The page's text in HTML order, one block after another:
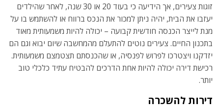
זוגות צעירים, אך הידיעה כי בעוד 20 או 30 שנה, לאחר שהילדים
יעזבו את הבית, יהיה ניתן למכור את הנכס ברווח או להשתמש בו על
מנת לייצר הכנסה חודשית קבועה – יכולה להיות משמעותית מאוד
בתכנון החיים. צעירים נוטים להתעלם מהמחשבה שיום יבוא וגם הם
יזדקנו ויצטרכו לפרוש לפנסיה, או שהכנסתם תצטמצם משמעותית.
רכישת דירה יכולה להיות אחת הדרכים להבטיח עתיד כלכלי טוב
יותר.
דירות להשכרה